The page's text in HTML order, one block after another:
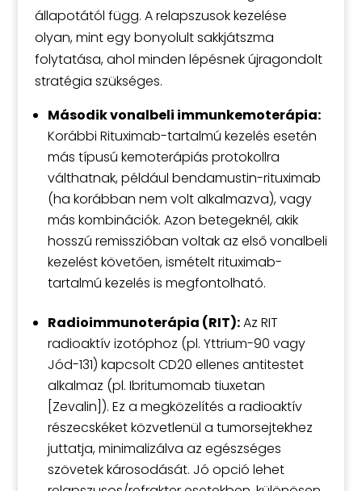
állapotától függ. A relapszusok kezelése
olyan, mint egy bonyolult sakkjátszma
folytatása, ahol minden lépésnek újragondolt
stratégia szükséges.
Második vonalbeli immunkemoterápia:
Korábbi Rituximab-tartalmú kezelés esetén
más típusú kemoterápiás protokollra
válthatnak, például bendamustin-rituximab
(ha korábban nem volt alkalmazva), vagy
más kombinációk. Azon betegeknél, akik
hosszú remisszióban voltak az első vonalbeli
kezelést követően, ismételt rituximab-
tartalmú kezelés is megfontolható.
Radioimmunoterápia (RIT):Az RIT
radioaktív izotóphoz (pl. Yttrium-90 vagy
Jód-131) kapcsolt CD20 ellenes antitestet
alkalmaz (pl. Ibritumomab tiuxetan
[Zevalin]). Ez a megközelítés a radioaktív
részecskéket közvetlenül a tumorsejtekhez
juttatja, minimalizálva az egészséges
szövetek károsodását. Jó opció lehet